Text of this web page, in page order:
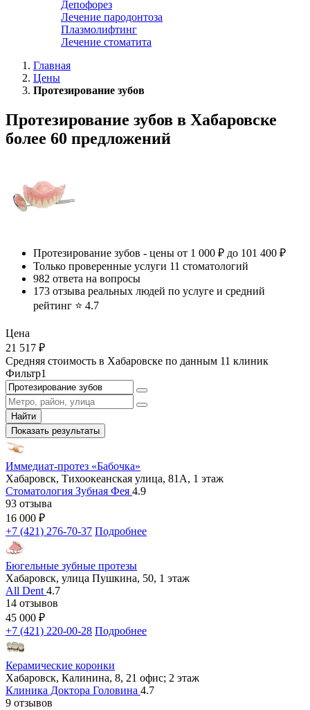
Депофорез
Лечение пародонтоза
Плазмолифтинг
Лечение стоматита
Главная
Цены
Протезирование зубов
Протезирование зубов в Хабаровске
более 60 предложений
Протезирование зубов - цены от 1 000 ₽ до 101 400 ₽
Только проверенные услуги 11 стоматологий
982 ответа на вопросы
173 отзыва реальных людей по услуге и средний
рейтинг ⭐️ 4.7
Цена
21 517 ₽
Средняя стоимость в Хабаровске по данным 11 клиник
Фильтр1
Найти
Показать результаты
Иммедиат-протез «Бабочка»
Хабаровск, Тихоокеанская улица, 81А, 1 этаж
Стоматология Зубная Фея 4.9
93 отзыва
16 000 ₽
+7 (421) 276-70-37 Подробнее
Бюгельные зубные протезы
Хабаровск, улица Пушкина, 50, 1 этаж
All Dent 4.7
14 отзывов
45 000 ₽
+7 (421) 220-00-28 Подробнее
Керамические коронки
Хабаровск, Калинина, 8, 21 офис; 2 этаж
Клиника Доктора Головина 4.7
9 отзывов